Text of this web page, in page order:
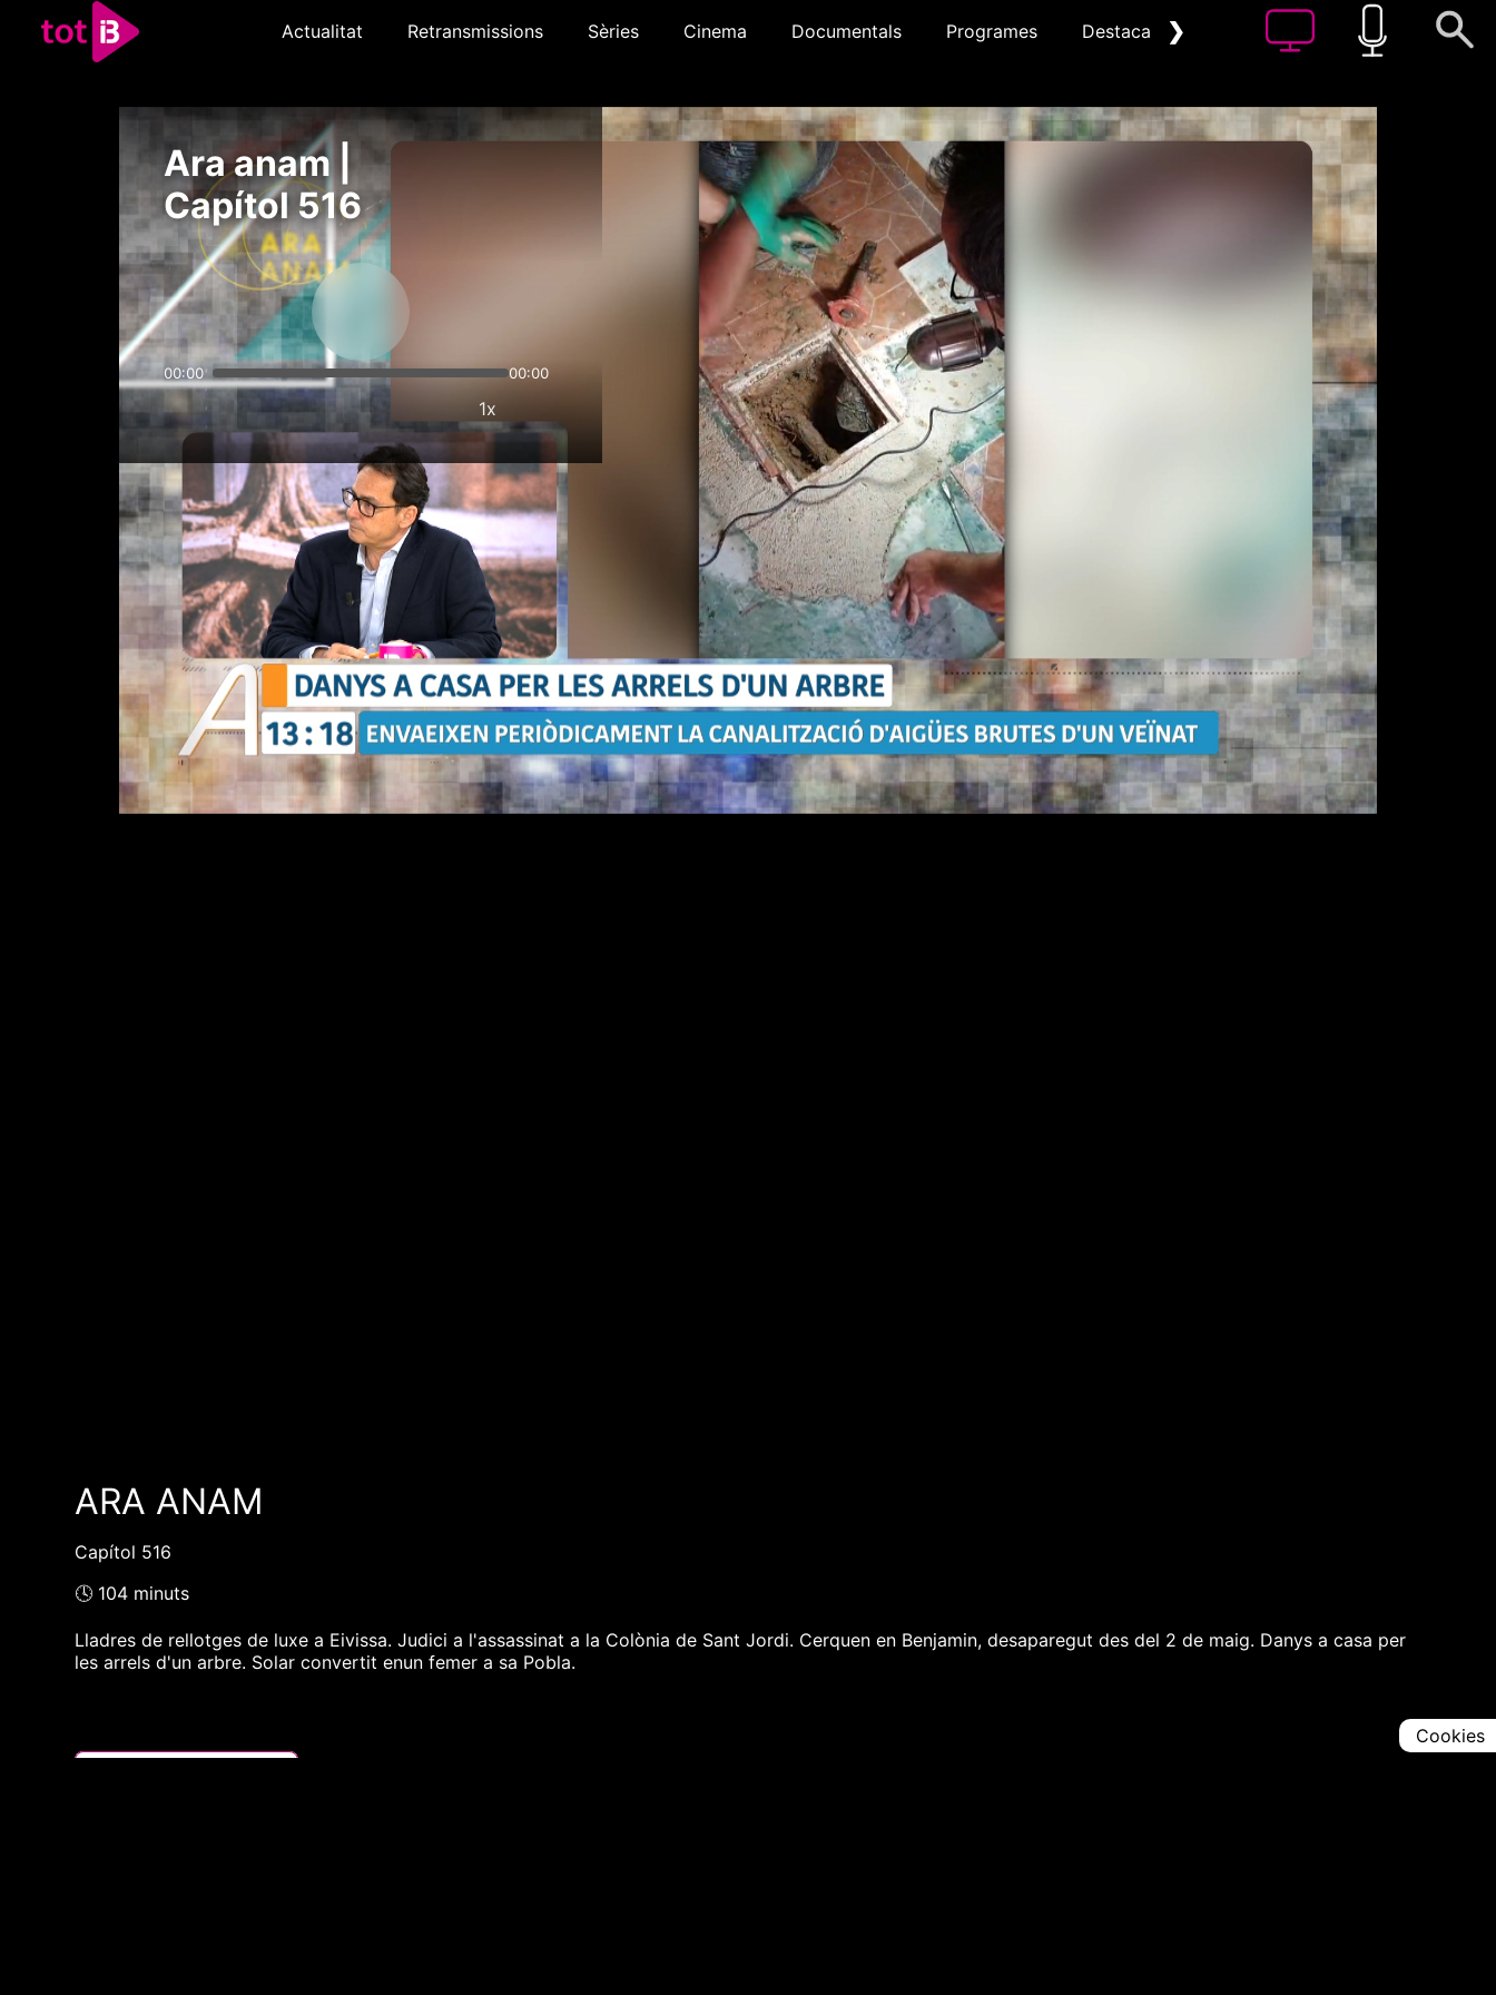
Actualitat Retransmissions Sèries Cinema Documentals Programes Destacat ❯
Ara anam |
Capítol 516
00:00 00:00
1x
ARA ANAM
Capítol 516
🕓 104 minuts
Lladres de rellotges de luxe a Eivissa. Judici a l'assassinat a la Colònia de Sant Jordi. Cerquen en Benjamin, desaparegut des del 2 de maig. Danys a casa per
les arrels d'un arbre. Solar convertit enun femer a sa Pobla.
Cookies